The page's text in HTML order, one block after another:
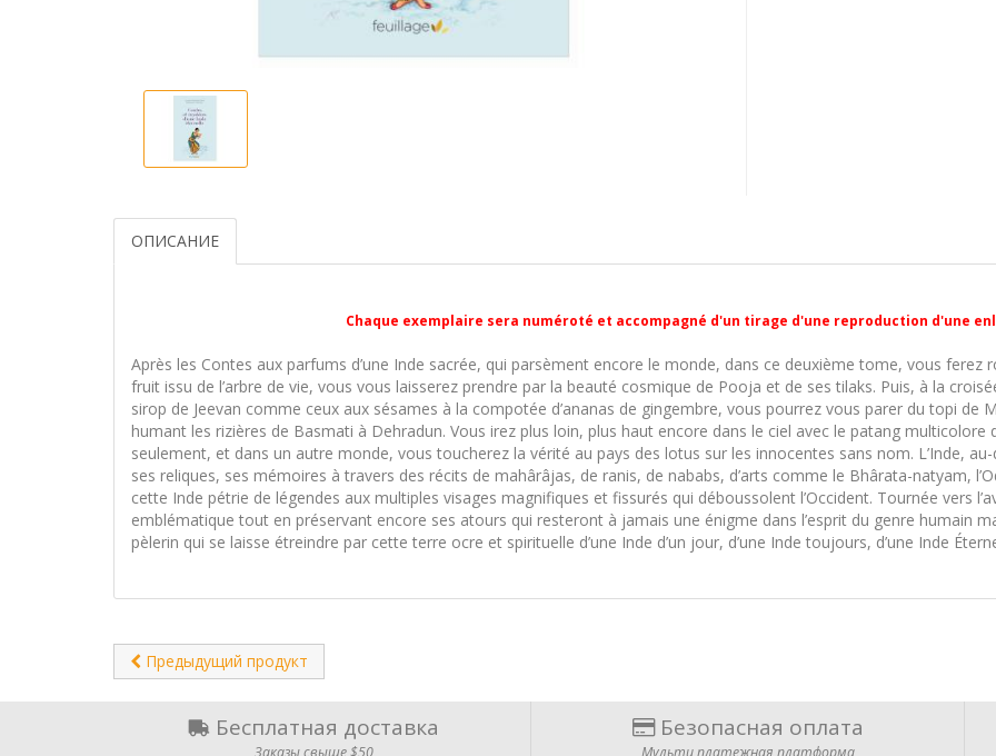
ОПИСАНИЕ
Chaque exemplaire sera numéroté et accompagné d'un tirage d'une reproduction d'une
Après les Contes aux parfums d’une Inde sacrée, qui parsèment encore le monde, dans ce deuxième tome, vous ferez
fruit issu de l’arbre de vie, vous vous laisserez prendre par la beauté cosmique de Pooja et de ses tilaks. Puis, à la
sirop de Jeevan comme ceux aux sésames à la compotée d’ananas de gingembre, vous pourrez vous parer du topi de
humant les rizières de Basmati à Dehradun. Vous irez plus loin, plus haut encore dans le ciel avec le patang
seulement, et dans un autre monde, vous toucherez la vérité au pays des lotus sur les innocentes sans nom. L’Inde,
ses reliques, ses mémoires à travers des récits de mahârâjas, de ranis, de nababs, d’arts comme le Bhârata-natyam,
cette Inde pétrie de légendes aux multiples visages magnifiques et fissurés qui déboussolent l’Occident. Tournée vers
emblématique tout en préservant encore ses atours qui resteront à jamais une énigme dans l’esprit du genre humain
pèlerin qui se laisse étreindre par cette terre ocre et spirituelle d’une Inde d’un jour, d’une Inde toujours, d’une Inde
Предыдущий продукт
Бесплатная доставка
Заказы свыше $50
Безопасная оплата
Мульти платежная платформа